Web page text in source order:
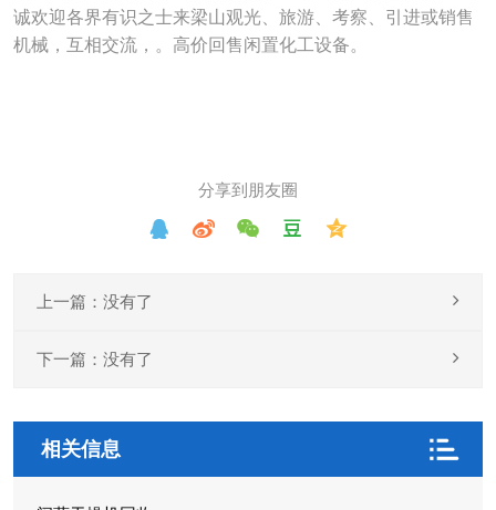
技
业
诚欢迎各界有识之士来梁山观光、旅游、考察、引进或销售
机械，互相交流，。高价回售闲置化工设备。
分享到朋友圈
上一篇：没有了
下一篇：没有了
相关信息